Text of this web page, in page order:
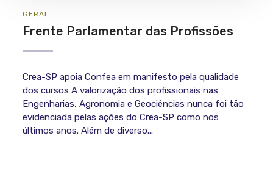
GERAL
Frente Parlamentar das Profissões
Crea-SP apoia Confea em manifesto pela qualidade
dos cursos A valorização dos profissionais nas
Engenharias, Agronomia e Geociências nunca foi tão
evidenciada pelas ações do Crea-SP como nos
últimos anos. Além de diverso...